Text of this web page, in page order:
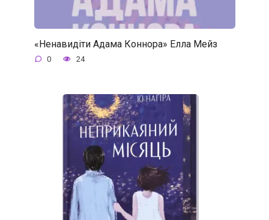
«Ненавидіти Адама Коннора» Елла Мейз
0 24